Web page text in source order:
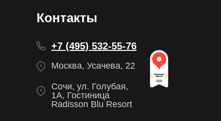
Контакты
+7 (495) 532-55-76
Москва, Усачева, 22
Сочи, ул. Голубая,
1А, Гостиница
Radisson Blu Resort